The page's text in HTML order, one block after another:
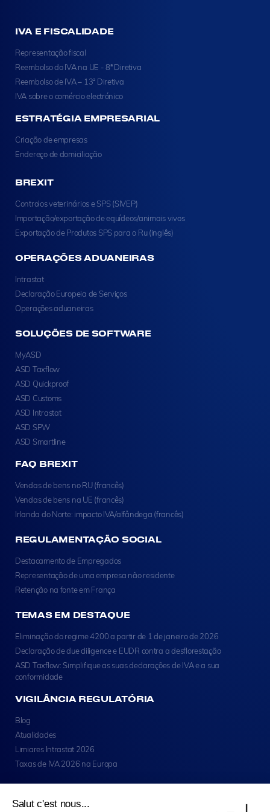
Salut c'est nous...
IVA E FISCALIDADE
Representação fiscal
Reembolso do IVA na UE - 8ª Diretiva
Reembolso de IVA – 13ª Diretiva
IVA sobre o comércio electrónico
ESTRATÉGIA EMPRESARIAL
Criação de empresas
Endereço de domiciliação
BREXIT
Controlos veterinários e SPS (SIVEP)
Importação/exportação de equídeos/animais vivos
Exportação de Produtos SPS para o Ru (inglês)
OPERAÇÕES ADUANEIRAS
Intrastat
Declaração Europeia de Serviços
Operações aduaneiras
SOLUÇÕES DE SOFTWARE
MyASD
ASD Taxflow
ASD Quickproof
ASD Customs
ASD Intrastat
ASD SPW
ASD Smartline
FAQ BREXIT
Vendas de bens no RU (francês)
Vendas de bens na UE (francês)
Irlanda do Norte: impacto IVA/alfândega (francês)
REGULAMENTAÇÃO SOCIAL
Destacamento de Empregados
Representação de uma empresa não residente
Retenção na fonte em França
TEMAS EM DESTAQUE
Eliminação do regime 4200 a partir de 1 de janeiro de 2026
Declaração de due diligence e EUDR contra a desflorestação
ASD Taxflow: Simplifique as suas declarações de IVA e a sua
conformidade
VIGILÂNCIA REGULATÓRIA
Blog
Atualidades
Limiares Intrastat 2026
Taxas de IVA 2026 na Europa